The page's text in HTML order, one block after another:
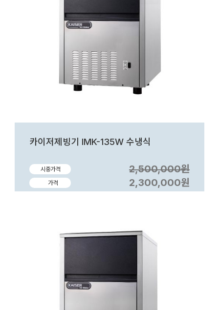
카이저제빙기 IMK-135W 수냉식
시중가격 2,500,000원
가격 2,300,000원